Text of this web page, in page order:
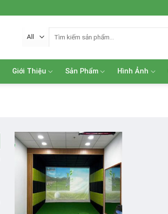
Giới Thiệu Sản Phẩm Hình Ảnh